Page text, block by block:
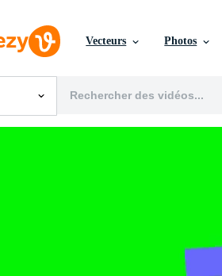
Vecteurs Photos